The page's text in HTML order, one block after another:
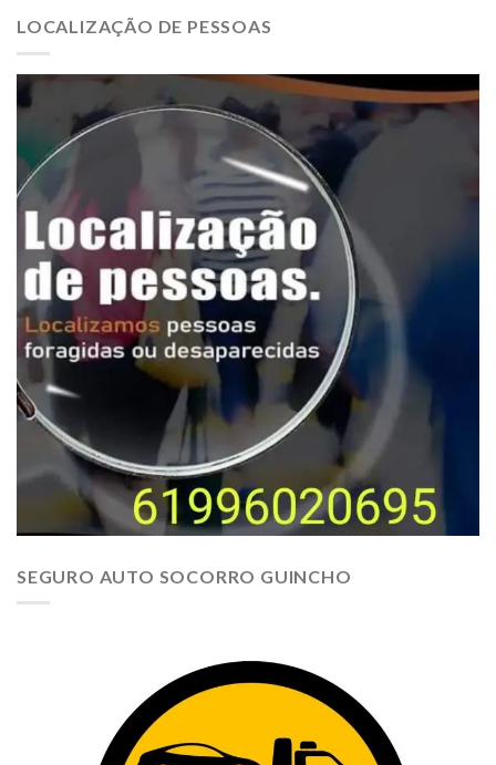
LOCALIZAÇÃO DE PESSOAS
SEGURO AUTO SOCORRO GUINCHO